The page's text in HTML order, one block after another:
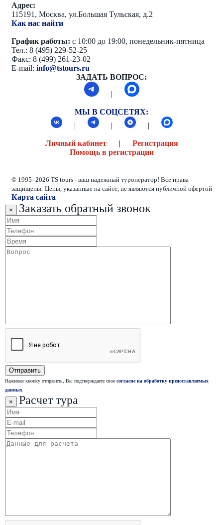
Адрес:
115191, Москва, ул.Большая Тульская, д.2
Как нас найти
График работы: с 10:00 до 19:00, понедельник-пятница
Тел.: 8 (495) 229-52-25
Факс: 8 (499) 261-23-02
E-mail: info@tstours.ru
ЗАДАТЬ ВОПРОС:
|
МЫ В СОЦСЕТЯХ:
|
| |
Личный кабинет| Регистрация
Помощь в регистрации
© 1995–2026 TS tours - ваш надежный туроператор! Все права
защищены. Цены, указанные на сайте, не являются публичной офертой
Карта сайта
× Заказать обратный звонок
Нажимая кнопку отправить, Вы подтверждаете свое согласие на обработку предоставляемых
данных
× Расчет тура